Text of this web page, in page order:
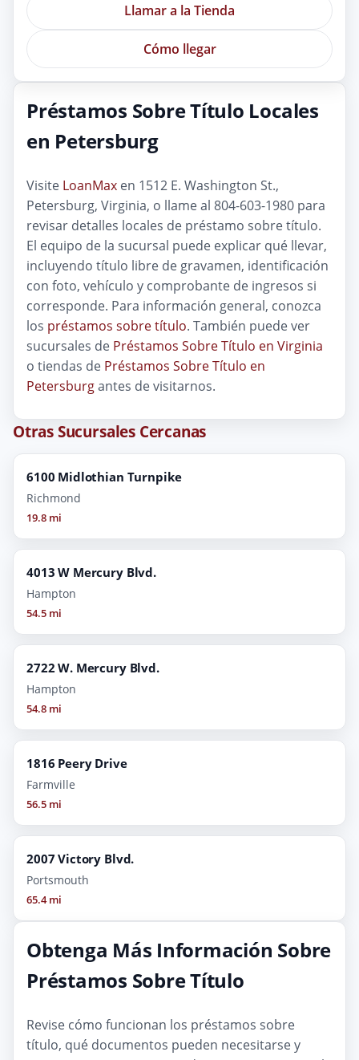
Llamar a la Tienda
Cómo llegar
Préstamos Sobre Título Locales
en Petersburg
Visite LoanMax en 1512 E. Washington St.,
Petersburg, Virginia, o llame al 804-603-1980 para
revisar detalles locales de préstamo sobre título.
El equipo de la sucursal puede explicar qué llevar,
incluyendo título libre de gravamen, identificación
con foto, vehículo y comprobante de ingresos si
corresponde. Para información general, conozca
los préstamos sobre título. También puede ver
sucursales de Préstamos Sobre Título en Virginia
o tiendas de Préstamos Sobre Título en
Petersburgantes de visitarnos.
Otras Sucursales Cercanas
6100 Midlothian Turnpike
Richmond
19.8 mi
4013 W Mercury Blvd.
Hampton
54.5 mi
2722 W. Mercury Blvd.
Hampton
54.8 mi
1816 Peery Drive
Farmville
56.5 mi
2007 Victory Blvd.
Portsmouth
65.4 mi
Obtenga Más Información Sobre
Préstamos Sobre Título
Revise cómo funcionan los préstamos sobre
título, qué documentos pueden necesitarse y